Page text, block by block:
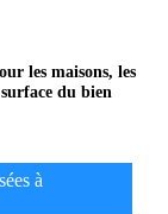
les maisons, les
du bien
à